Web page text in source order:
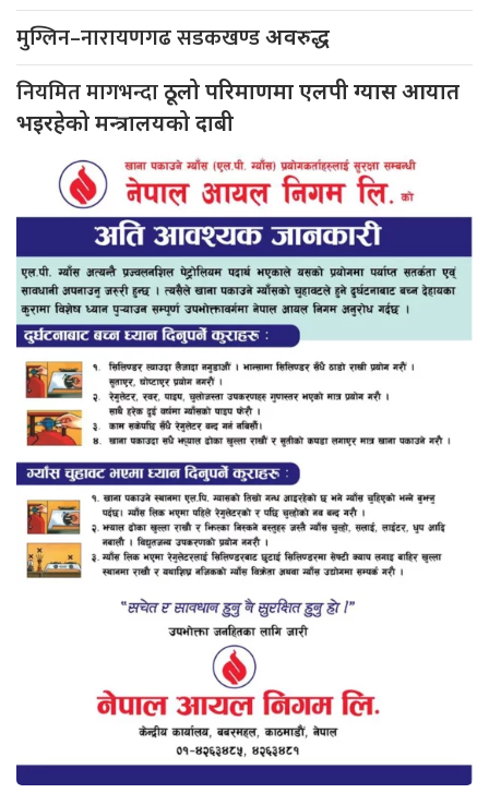
मुग्लिन–नारायणगढ सडकखण्डअवरुद्ध
नियमित मागभन्दाठूलो परिमाणमा एलपी ग्यास आयात
भइरहेको मन्त्रालयको दाबी